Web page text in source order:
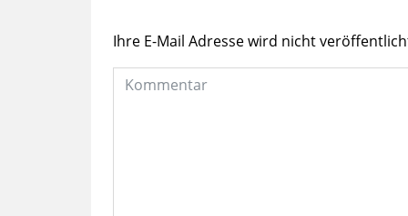
Ihre E-Mail Adresse wird nicht